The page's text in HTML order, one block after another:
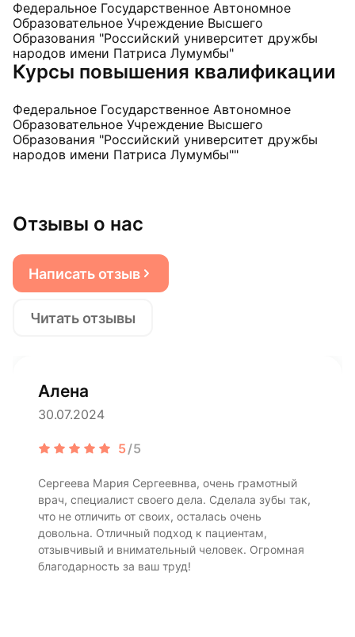
Федеральное Государственное Автономное
Образовательное Учреждение Высшего
Образования "Российский университет дружбы
народов имени Патриса Лумумбы"
Курсы повышения квалификации
Федеральное Государственное Автономное
Образовательное Учреждение Высшего
Образования "Российский университет дружбы
народов имени Патриса Лумумбы""
Отзывы о нас
Написать отзыв
Читать отзывы
Алена
30.07.2024
5/5
Сергеева Мария Сергеевнва, очень грамотный
врач, специалист своего дела. Сделала зубы так,
что не отличить от своих, осталась очень
довольна. Отличный подход к пациентам,
отзывчивый и внимательный человек. Огромная
благодарность за ваш труд!